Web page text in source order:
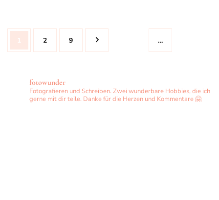
Seitennummerierung
derSeite
1 Seite
2 …
Seite
9
fotowunder
Fotografieren und Schreiben. Zwei wunderbare Hobbies, die ich
gerne mit dir teile. Danke für die Herzen und Kommentare 🤗